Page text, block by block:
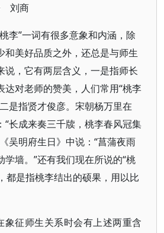
刘商
李”一词有很多意象和内涵，除
和美好品质之外，还总是与师生
说，它有两层含义，一是指师长
达对老师的赞美，人们常用“桃李
是指贤才俊彦。宋朝杨万里在
“长成来奏三千牍，桃李春风冠集
吴明府生日》中说：“菖蒲夜雨
墙。”还有我们现在所说的“桃
都是指桃李结出的硕果，用以比
象征师生关系时会有上述两重含